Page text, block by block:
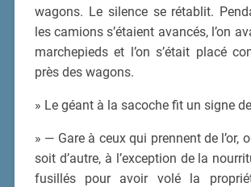
wagons. Le silence se rétablit.
les camions s’étaient avancés, l’on
marchepieds et l’on s’était placé
près des wagons.
» Le géant à la sacoche fit un signe
» — Gare à ceux qui prennent de l’or,
soit d’autre, à l’exception de la
fusillés pour avoir volé la